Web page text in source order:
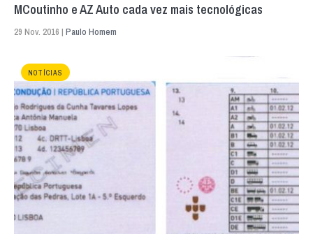
MCoutinho e AZ Auto cada vez mais tecnológicas
29 Nov. 2016 | Paulo Homem
NOTÍCIAS